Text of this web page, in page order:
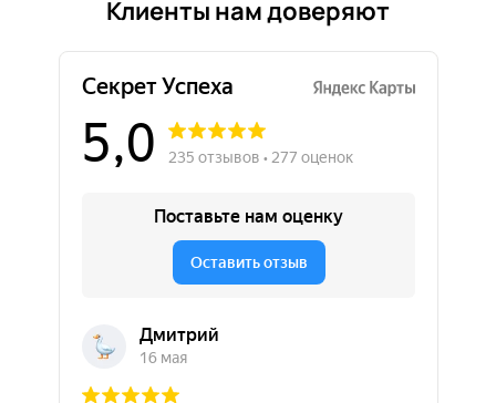
Клиенты нам доверяют